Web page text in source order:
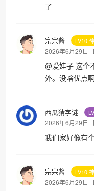
了
宗宗酱 LV10
2026年6月29日
@爱娃子 这个
外。没啥优点
西瓜猜字谜
2026年6月29日
我们家好像有
宗宗酱 LV10
2026年6月29日